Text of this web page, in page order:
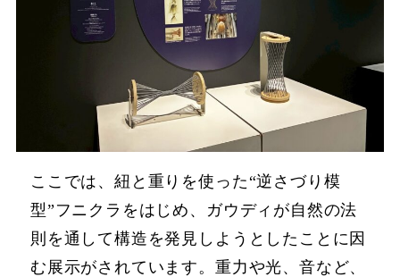
ここでは、紐と重りを使った“逆さづり模
型”フニクラをはじめ、ガウディが自然の法
則を通して構造を発見しようとしたことに因
む展示がされています。重力や光、音など、